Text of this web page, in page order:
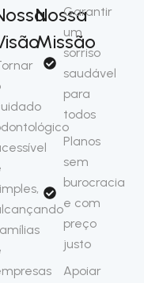
Nossa
Missão
Garantir
um
sorriso
saudável
para
todos
Planos
sem
burocracia
e com
preço
justo
Apoiar